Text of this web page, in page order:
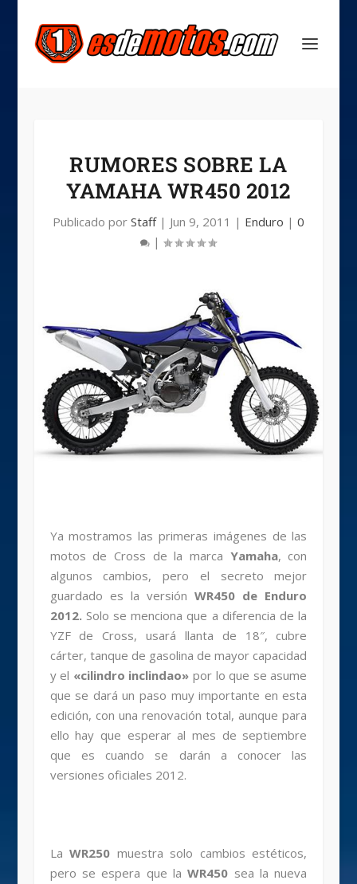
RUMORES SOBRE LA
YAMAHA WR450 2012
Publicado por Staff| Jun 9, 2011 | Enduro | 0
|
Ya mostramos las primeras imágenes de las
motos de Cross de la marca Yamaha, con
algunos cambios, pero el secreto mejor
guardado es la versiónWR450 de Enduro
2012. Solo se menciona que a diferencia de la
YZF de Cross, usará llanta de 18″, cubre
cárter, tanque de gasolina de mayor capacidad
y el «cilindro inclindao» por lo que se asume
que se dará un paso muy importante en esta
edición, con una renovación total, aunque para
ello hay que esperar al mes de septiembre
que es cuando se darán a conocer las
versiones oficiales 2012.
LaWR250 muestra solo cambios estéticos,
pero se espera que laWR450 sea la nueva